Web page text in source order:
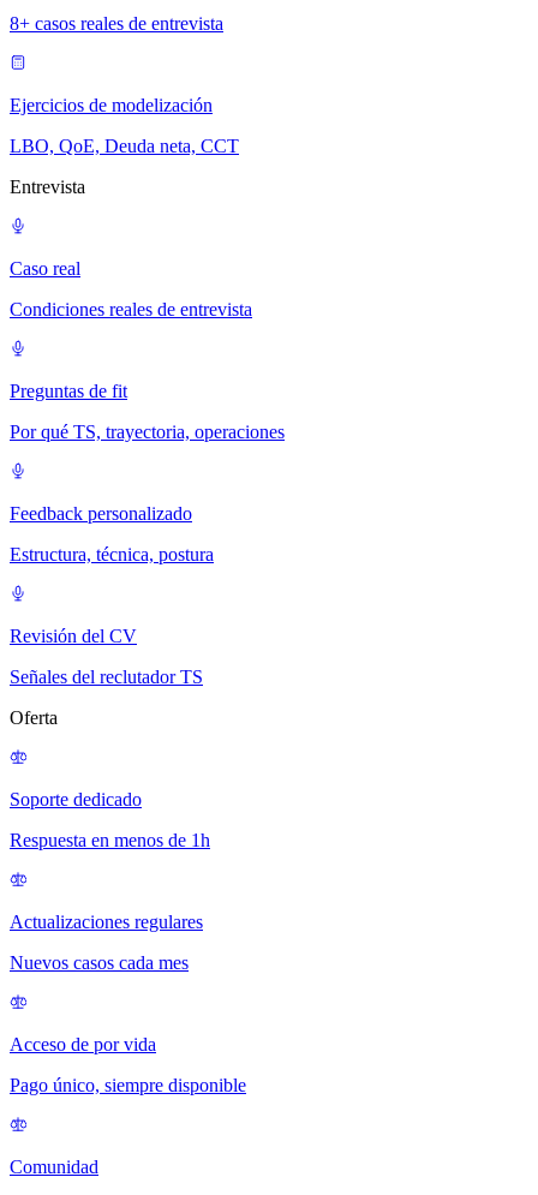
8+ casos reales de entrevista
Ejercicios de modelización
LBO, QoE, Deuda neta, CCT
Entrevista
Caso real
Condiciones reales de entrevista
Preguntas de fit
Por qué TS, trayectoria, operaciones
Feedback personalizado
Estructura, técnica, postura
Revisión del CV
Señales del reclutador TS
Oferta
Soporte dedicado
Respuesta en menos de 1h
Actualizaciones regulares
Nuevos casos cada mes
Acceso de por vida
Pago único, siempre disponible
Comunidad